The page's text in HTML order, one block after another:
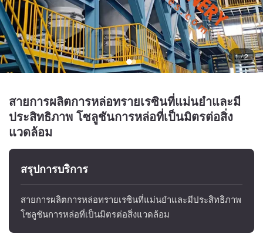
1 / 2
สายการผลิตการหล่อทรายเรซินที่แม่นยำและมี
ประสิทธิภาพ โซลูชันการหล่อที่เป็นมิตรต่อสิ่ง
แวดล้อม
สรุปการบริการ
สายการผลิตการหล่อทรายเรซินที่แม่นยำและมีประสิทธิภาพ
โซลูชันการหล่อที่เป็นมิตรต่อสิ่งแวดล้อม